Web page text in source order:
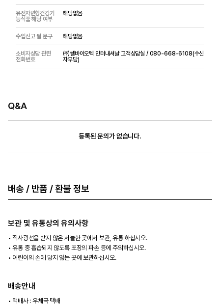
유전자변형건강기
능식품 해당 여부
해당없음
수입신고 필 문구 해당없음
소비자상담 관련
전화번호
㈜쎌바이오텍 인터내셔날 고객상담실 / 080-668-6108(수신
자부담)
Q&A
등록된 문의가 없습니다.
배송 / 반품 / 환불 정보
보관 및 유통상의 유의사항
직사광선을 받지 않은 서늘한 곳에서 보관, 유통 하십시오.
유통 중 흡습되지 않도록 포장의 파손 등에 주의하십시오.
어린이의 손에 닿지 않는 곳에 보관하십시오.
배송안내
택배사 : 우체국 택배